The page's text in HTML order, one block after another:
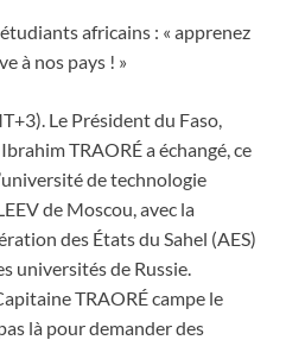
africains : « apprenez
à nos pays ! »
Le Président du Faso,
TRAORÉ a échangé, ce
de technologie
de Moscou, avec la
des États du Sahel (AES)
universités de Russie.
TRAORÉ campe le
là pour demander des